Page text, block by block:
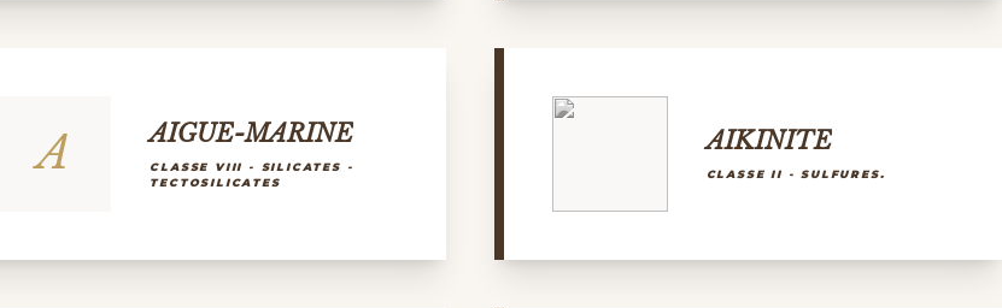
A AIGUE-MARINE
CLASSE VIII - SILICATES -
TECTOSILICATES
AIKINITE
CLASSE II - SULFURES.